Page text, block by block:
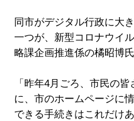
同市がデジタル行政に大
一つが、新型コロナウイ
略課企画推進係の橘昭博
「昨年4月ごろ、市民の
に、市のホームページに
できる手続きはこれだけ